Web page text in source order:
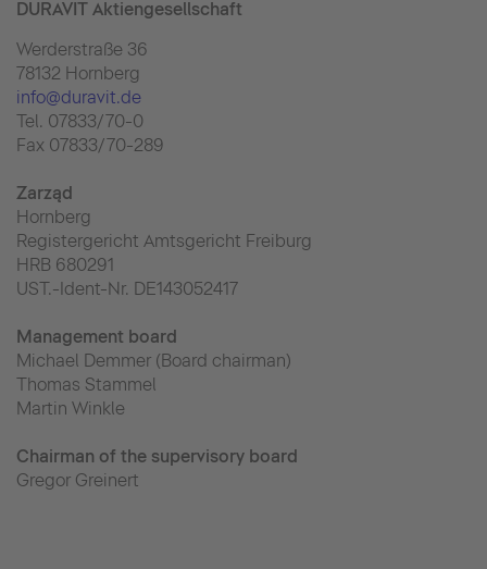
DURAVIT Aktiengesellschaft
Werderstraße 36
78132 Hornberg
info@duravit.de
Tel. 07833/70-0
Fax 07833/70-289
Zarząd
Hornberg
Registergericht Amtsgericht Freiburg
HRB 680291
UST.-Ident-Nr. DE143052417
Management board
Michael Demmer (Board chairman)
Thomas Stammel
Martin Winkle
Chairman of the supervisory board
Gregor Greinert